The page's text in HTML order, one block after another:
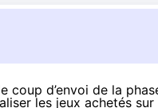
coup d’envoi de la
les jeux achetés